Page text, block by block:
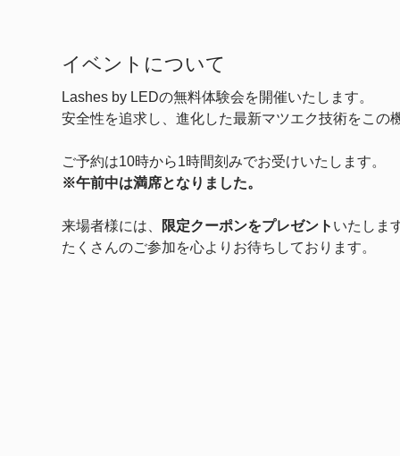
イベントについて
Lashes by LEDの無料体験会を開催いたします。
安全性を追求し、進化した最新マツエク技術をこの
ご予約は10時から1時間刻みでお受けいたします。
※午前中は満席となりました。
来場者様には、 限定クーポンをプレゼント いたしま
たくさんのご参加を心よりお待ちしております。